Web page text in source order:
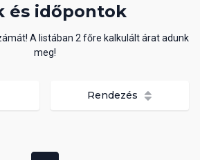
és időpontok
A listában 2 főre kalkulált árat adunk
meg!
Rendezés